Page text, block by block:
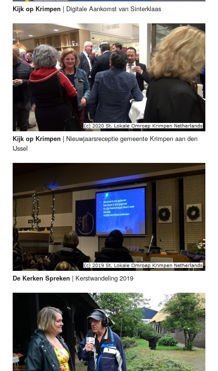
Kijk op Krimpen | Digitale Aankomst van Sinterklaas
Kijk op Krimpen | Nieuwjaarsreceptie gemeente Krimpen aan den
IJssel
De Kerken Spreken | Kerstwandeling 2019